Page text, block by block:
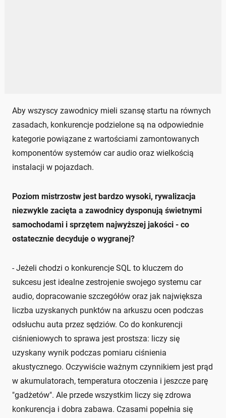
Aby wszyscy zawodnicy mieli szansę startu na równych
zasadach, konkurencje podzielone są na odpowiednie
kategorie powiązane z wartościami zamontowanych
komponentów systemów car audio oraz wielkością
instalacji w pojazdach.
Poziom mistrzostw jest bardzo wysoki, rywalizacja
niezwykle zacięta a zawodnicy dysponują świetnymi
samochodami i sprzętem najwyższej jakości - co
ostatecznie decyduje o wygranej?
- Jeżeli chodzi o konkurencje SQL to kluczem do
sukcesu jest idealne zestrojenie swojego systemu car
audio, dopracowanie szczegółów oraz jak największa
liczba uzyskanych punktów na arkuszu ocen podczas
odsłuchu auta przez sędziów. Co do konkurencji
ciśnieniowych to sprawa jest prostsza: liczy się
uzyskany wynik podczas pomiaru ciśnienia
akustycznego. Oczywiście ważnym czynnikiem jest prąd
w akumulatorach, temperatura otoczenia i jeszcze parę
"gadżetów". Ale przede wszystkim liczy się zdrowa
konkurencja i dobra zabawa. Czasami popełnia się